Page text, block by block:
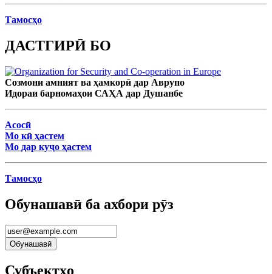
Тамосҳо
ДАСТГИРӢ БО
Созмони амният ва ҳамкорӣ дар Аврупо
Идораи барномаҳои САҲА дар Душанбе
Асосӣ
Мо кӣ ҳастем
Мо дар куҷо ҳастем
Тамосҳо
Обунашавӣ ба ахбори рӯз
Субъектҳо